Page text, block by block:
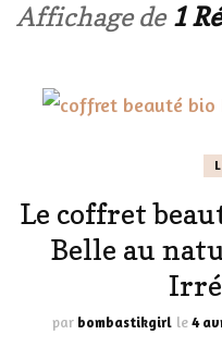
Affichage de 1
Le coffret
Belle au
par bombastikgirl le4